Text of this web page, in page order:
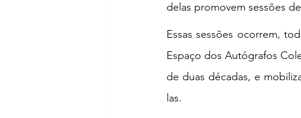
delas promovem sessões
Essas sessões ocorrem,
Espaço dos Autógrafos
de duas décadas, e
las.